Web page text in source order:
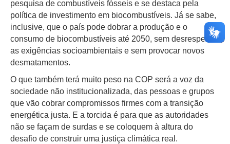
pesquisa de combustíveis fósseis e se destaca pela
política de investimento em biocombustíveis. Já se sabe,
inclusive, que o país pode dobrar a produção e o
consumo de biocombustíveis até 2050, sem desrespeitar
as exigências socioambientais e sem provocar novos
desmatamentos.
O que também terá muito peso na COP será a voz da
sociedade não institucionalizada, das pessoas e grupos
que vão cobrar compromissos firmes com a transição
energética justa. E a torcida é para que as autoridades
não se façam de surdas e se coloquem à altura do
desafio de construir uma justiça climática real.